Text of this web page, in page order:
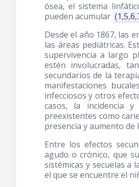
ósea, el sistema
pueden acumular
Desde el año 1867, las
las áreas pediátricas.
supervivencia a largo
estén involucradas,
secundarios de la
manifestaciones
infecciosos y otros
casos, la incidencia y
preexistentes como
presencia y aumento de
Entre los efectos
agudo o crónico, que
sistémicas y secuelas
el que se encuentre el